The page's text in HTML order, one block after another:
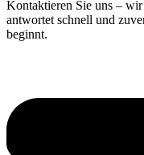
Kontaktieren Sie uns –
antwortet schnell und
beginnt.